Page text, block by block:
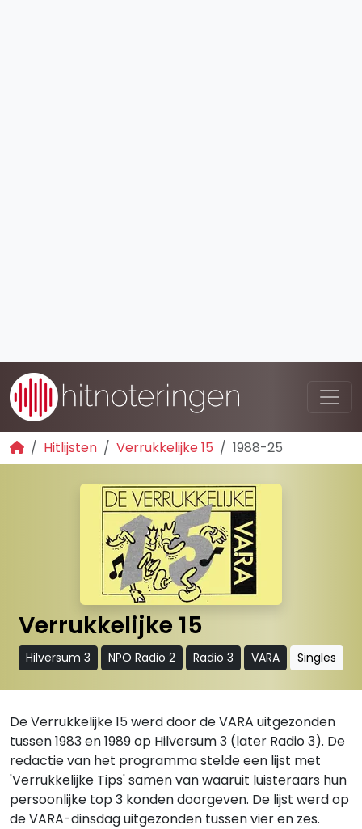
Hitlijsten Verrukkelijke 15 1988-25
Verrukkelijke 15
Hilversum 3 NPO Radio 2 Radio 3 VARA Singles
De Verrukkelijke 15 werd door de VARA uitgezonden
tussen 1983 en 1989 op Hilversum 3 (later Radio 3). De
redactie van het programma stelde een lijst met
'Verrukkelijke Tips' samen van waaruit luisteraars hun
persoonlijke top 3 konden doorgeven. De lijst werd op
de VARA-dinsdag uitgezonden tussen vier en zes.